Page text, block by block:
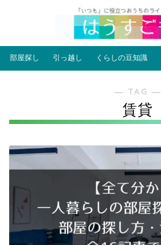
部屋探し 引っ越し くらしの豆知識
― TAG ―
賃貸